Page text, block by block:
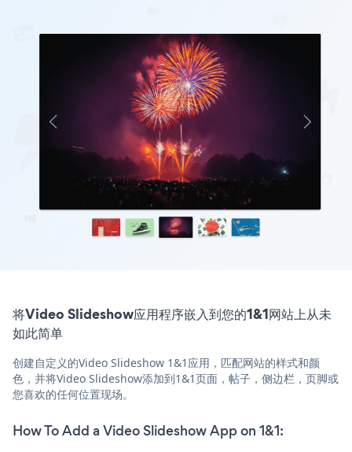
将Video Slideshow应用程序嵌入到您的1&1网站上从未
如此简单
创建自定义的Video Slideshow 1&1应用，匹配网站的样式和颜
色，并将Video Slideshow添加到1&1页面，帖子，侧边栏，页脚或
您喜欢的任何位置现场。
How To Add a Video Slideshow App on 1&1: